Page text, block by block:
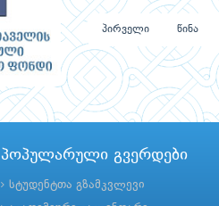
პირველი წინა
პოპულარული გვერდები
სტუდენტთა გზამკვლევი